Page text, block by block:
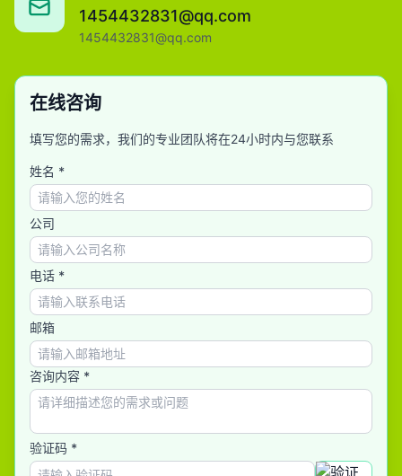
1454432831@qq.com
1454432831@qq.com
在线咨询
填写您的需求，我们的专业团队将在24小时内与您联系
姓名 *
公司
电话 *
邮箱
咨询内容 *
验证码 *